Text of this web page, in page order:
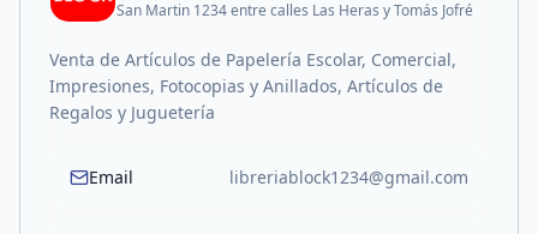
San Martin 1234 entre calles Las Heras y Tomás Jofré
Venta de Artículos de Papelería Escolar, Comercial,
Impresiones, Fotocopias y Anillados, Artículos de
Regalos y Juguetería
Email libreriablock1234@gmail.com